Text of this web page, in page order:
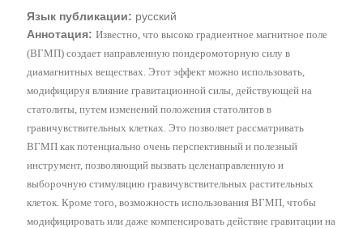
Язык публикации: русский
Аннотация:Известно, что высоко градиентное магнитное поле
(ВГМП) создает направленную пондеромоторную силу в
диамагнитных веществах. Этот эффект можно использовать,
модифицируя влияние гравитационной силы, действующей на
статолиты, путем изменений положения статолитов в
гравичувствительных клетках. Это позволяет рассматривать
ВГМП как потенциально очень перспективный и полезный
инструмент, позволяющий вызвать целенаправленную и
выборочную стимуляцию гравичувствительных растительных
клеток. Кроме того, возможность использования ВГМП, чтобы
модифицировать или даже компенсировать действие гравитации на